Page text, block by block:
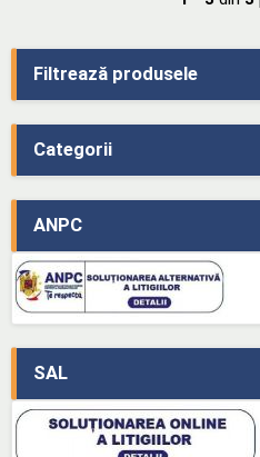
Filtrează produsele
Categorii
ANPC
SAL